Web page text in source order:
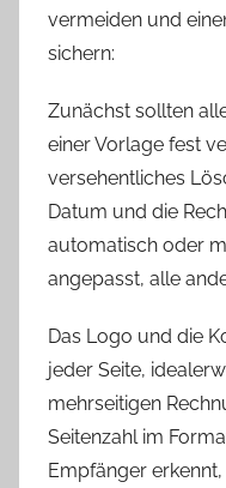
vermeiden und
sichern:
Zunächst sollten
einer Vorlage fest
versehentliches
Datum und die
automatisch oder
angepasst, alle
Das Logo und die
jeder Seite,
mehrseitigen
Seitenzahl im
Empfänger